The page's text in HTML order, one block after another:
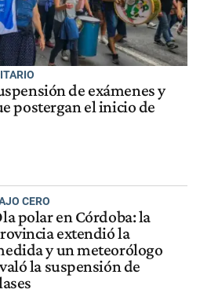
de exámenes y
postergan el inicio de
CERO
polar en Córdoba: la
extendió la
y un meteorólogo
la suspensión de